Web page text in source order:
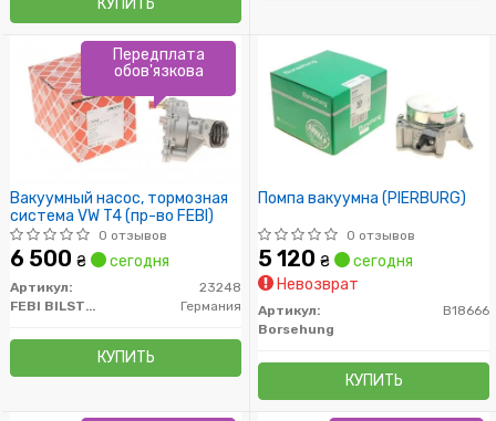
КУПИТЬ
Вакуумный насос, тормозная
система VW T4 (пр-во FEBI)
0 отзывов
6 500 ₴ сегодня
Артикул:
23248
FEBI BILSTEIN
Германия
КУПИТЬ
Передплата
обов'язкова
Помпа вакуумна (PIERBURG)
0 отзывов
5 120 ₴
сегодня
Невозврат
Артикул:
B18666
Borsehung
КУПИТЬ